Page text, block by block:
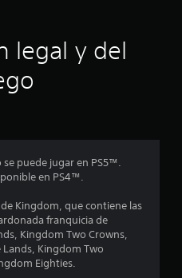
e
a
s
e
n
legal y del
puede jugar en PS5™.
en PS4™.
Kingdom, que contiene las
franquicia de
Kingdom Two Crowns,
Kingdom Two
Eighties.